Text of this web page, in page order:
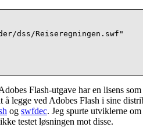
dss/Reiseregningen.swf"
Flash-utgave har en lisens
legge ved Adobes Flash i sine
og swfdec. Jeg spurte utviklerne
testet løsningen mot disse.